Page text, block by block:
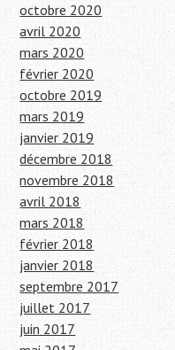
octobre 2020
avril 2020
mars 2020
février 2020
octobre 2019
mars 2019
janvier 2019
décembre 2018
novembre 2018
avril 2018
mars 2018
février 2018
janvier 2018
septembre 2017
juillet 2017
juin 2017